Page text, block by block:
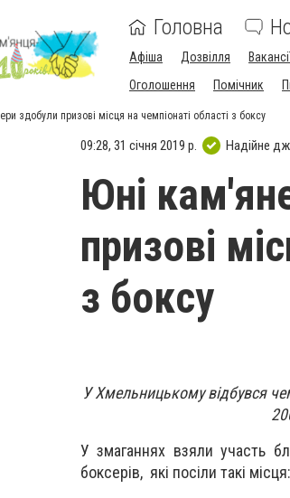
Головна
Афіша Дозвілля
Оголошення
Помічник
здобули призові місця на чемпіонаті області з боксу
09:28, 31 січня 2019 р. Надійне
Юні
призові
з боксу
У Хмельницькому відбувся
У змаганнях взяли участь
боксерів, які посіли такі місця: